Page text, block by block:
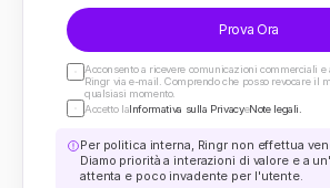
Prova Ora
Acconsento a ricevere comunicazioni commerciali e
Ringr via e-mail. Comprendo che posso revocare il
qualsiasi momento.
Accetto laInformativa sulla PrivacyeNote legali.
Per politica interna, Ringr non effettua
Diamo priorità a interazioni di valore e a
attenta e poco invadente per l'utente.